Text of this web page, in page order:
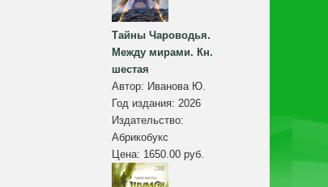
Тайны Чароводья.
Между мирами. Кн.
шестая
Автор: Иванова Ю.
Год издания: 2026
Издательство:
Абрикобукс
Цена: 1650.00 руб.